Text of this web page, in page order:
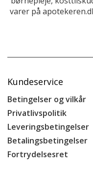
varer på
Kundeservice
Betingelser og vilkår
Privatlivspolitik
Leveringsbetingelser
Betalingsbetingelser
Fortrydelsesret